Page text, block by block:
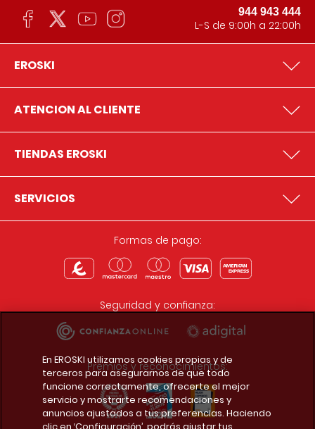
944 943 444
L-S de 9:00h a 22:00h
EROSKI
ATENCION AL CLIENTE
TIENDAS EROSKI
SERVICIOS
Formas de pago:
Seguridad y confianza:
Premios y reconocimientos:
En EROSKI utilizamos cookies propias y de
terceros para asegurarnos de que todo
funcione correctamente, ofrecerte el mejor
servicio y mostrarte recomendaciones y
anuncios ajustados a tus preferencias. Haciendo
clic en ‘Configuración’, podrás ajustar tus